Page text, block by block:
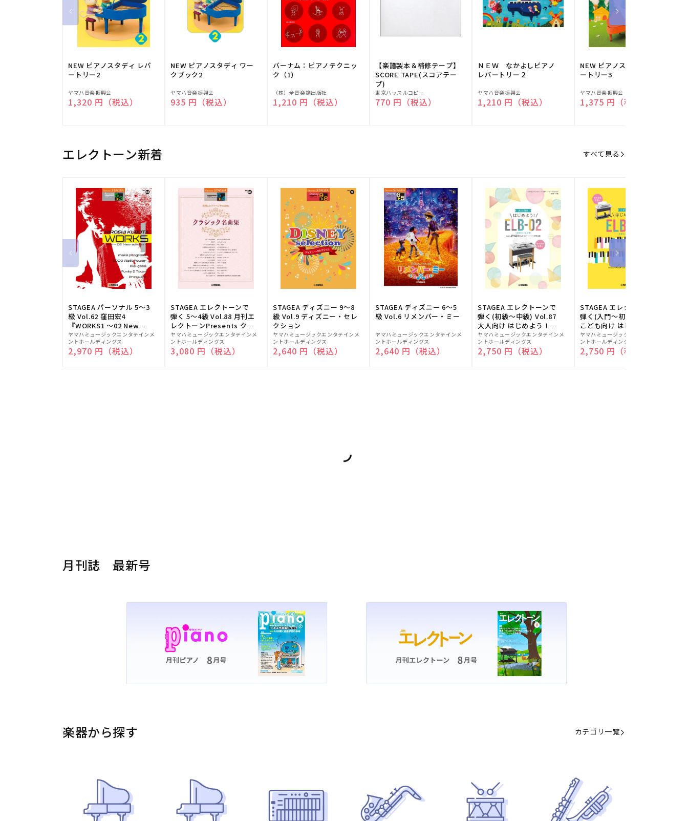
NEW ピアノスタディ レパ
ートリー2
販
売
ヤマハ音楽振興会
通常価格
1,320 円（税込）
NEW ピアノスタディ ワー
クブック2
販
売
ヤマハ音楽振興会
通常価格
935 円（税込）
バーナム：ピアノテクニッ
ク（1）
販
売
（株）全音楽譜出版社
通常価格
1,210 円（税込）
【楽譜製本＆補修テープ】
SCORE TAPE(スコアテー
プ)
販
売
東京ハッスルコピー
通常価格
770 円（税込）
ＮＥＷ なかよしピアノ
レパートリー２
販
売
ヤマハ音楽振興会
通常価格
1,210 円（税込）
NEW ピアノスタディ レパ
ートリー3
販
売
ヤマハ音楽振興会
通常価格
1,375 円（税込）
エレクトーン新着 すべて見る
STAGEA パーソナル 5～3
級 Vol.62 窪田宏4
『WORKS1 ～02 New
edition～』
販
売
元:
ヤマハミュージックエンタテインメ
ントホールディングス
通常価格
2,970 円（税込）
STAGEA エレクトーンで
弾く 5～4級 Vol.88 月刊エ
レクトーンPresents クラ
シック名曲集
販
売
元:
ヤマハミュージックエンタテインメ
ントホールディングス
通常価格
3,080 円（税込）
STAGEA ディズニー 9～8
級 Vol.9 ディズニー・セレ
クション
販
売
元:
ヤマハミュージックエンタテインメ
ントホールディングス
通常価格
2,640 円（税込）
STAGEA ディズニー 6～5
級 Vol.6 リメンバー・ミー
販
売
元:
ヤマハミュージックエンタテインメ
ントホールディングス
通常価格
2,640 円（税込）
STAGEA エレクトーンで
弾く(初級～中級) Vol.87
大人向け はじめよう！
ELB-02(楽器のトリセツ
付)
販
売
元:
ヤマハミュージックエンタテインメ
ントホールディングス
通常価格
2,750 円（税込）
STAGEA エレクトーンで
弾く(入門～初級) Vol.86
こども向け はじめよう！
ELB-02(楽器のトリセツ
付)
販
売
元:
ヤマハミュージックエンタテインメ
ントホールディングス
通常価格
2,750 円（税込）
楽器から探す